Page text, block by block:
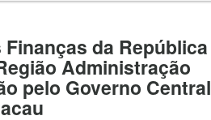
da República
Administração
pelo Governo Central